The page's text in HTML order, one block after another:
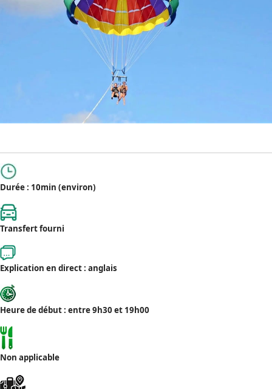
Durée : 10min (environ)
Transfert fourni
Explication en direct : anglais
Heure de début : entre 9h30 et 19h00
Non applicable